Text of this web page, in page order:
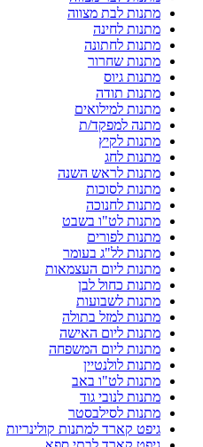
מתנות לבת מצווה
מתנות לחינה
מתנות לחתונה
מתנות שחרור
מתנות גיוס
מתנות תודה
מתנות למילואים
מתנה למפקד/ת
מתנות לקיץ
מתנות לחג
מתנות לראש השנה
מתנות לסוכות
מתנות לחנוכה
מתנות לט"ו בשבט
מתנות לפורים
מתנות לל"ג בעומר
מתנות ליום העצמאות
מתנות כחול לבן
מתנות לשבועות
מתנות למזל בתולה
מתנות ליום האישה
מתנות ליום המשפחה
מתנות לולנטיין
מתנות לט"ו באב
מתנות לנובי גוד
מתנות לסילבסטר
גיפט קארד למתנות קולינריות